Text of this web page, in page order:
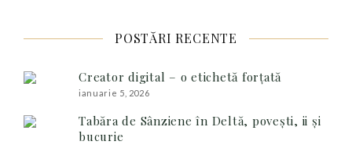
POSTĂRI RECENTE
Creator digital – o etichetă forțată
ianuarie 5, 2026
Tabăra de Sânziene în Deltă, povești, ii și
bucurie